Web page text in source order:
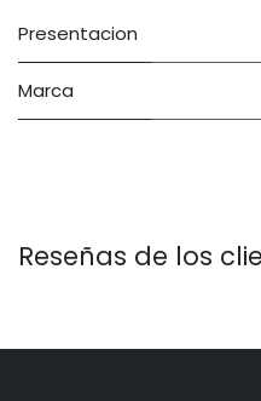
Presentacion
Marca
Reseñas de los